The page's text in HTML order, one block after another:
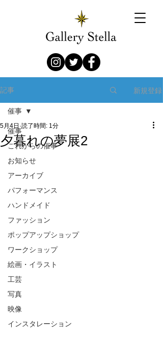
記事 新規登録
催事
これからの催事
お知らせ
アーカイブ
パフォーマンス
ハンドメイド
ファッション
ポップアップショップ
ワークショップ
絵画・イラスト
工芸
写真
映像
インスタレーション
催事
夕暮れの夢展2
5月4日 読了時間: 1分